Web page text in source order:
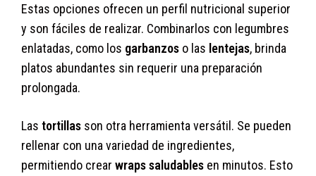
Estas opciones ofrecen un perfil nutricional superior
y son fáciles de realizar. Combinarlos con legumbres
enlatadas, como los garbanzos o las lentejas, brinda
platos abundantes sin requerir una preparación
prolongada.
Las tortillas son otra herramienta versátil. Se pueden
rellenar con una variedad de ingredientes,
permitiendo crear wraps saludables en minutos. Esto